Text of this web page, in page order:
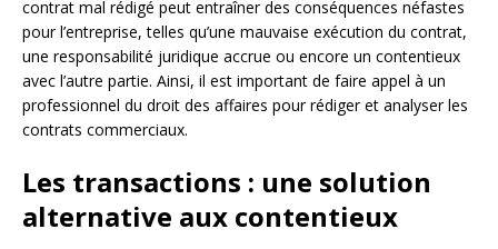
contrat mal rédigé peut entraîner des conséquences néfastes
pour l’entreprise, telles qu’une mauvaise exécution du contrat,
une responsabilité juridique accrue ou encore un contentieux
avec l’autre partie. Ainsi, il est important de faire appel à un
professionnel du droit des affaires pour rédiger et analyser les
contrats commerciaux.
Les transactions : une solution
alternative aux contentieux